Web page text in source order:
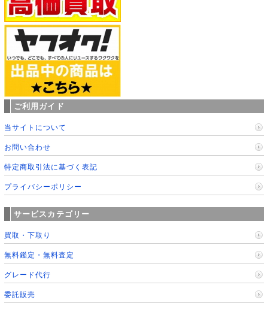
ご利用ガイド
当サイトについて
お問い合わせ
特定商取引法に基づく表記
プライバシーポリシー
サービスカテゴリー
買取・下取り
無料鑑定・無料査定
グレード代行
委託販売